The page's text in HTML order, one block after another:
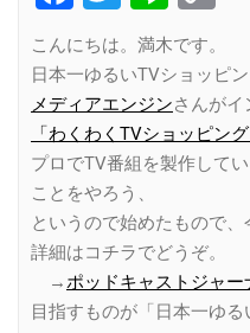
こんにちは。満木です。
日本一ゆるいTVショッピ
メディアエンジンさんが
「わくわくTVショッピング
プロでTV番組を製作して
ことをやろう、
というので始めたもので、
詳細はコチラでどうぞ。
→ポッドキャストジャー
目指すものが「日本一ゆ